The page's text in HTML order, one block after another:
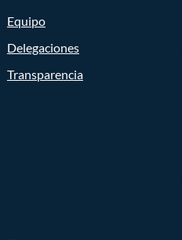
Equipo
Delegaciones
Transparencia